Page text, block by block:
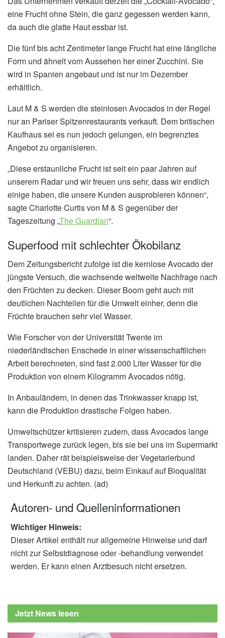
eine Frucht ohne Stein, die ganz gegessen werden kann,
da auch die glatte Haut essbar ist.
Die fünf bis acht Zentimeter lange Frucht hat eine längliche
Form und ähnelt vom Aussehen her einer Zucchini. Sie
wird in Spanien angebaut und ist nur im Dezember
erhältlich.
Laut M & S werden die steinlosen Avocados in der Regel
nur an Pariser Spitzenrestaurants verkauft. Dem britischen
Kaufhaus sei es nun jedoch gelungen, ein begrenztes
Angebot zu organisieren.
„Diese erstaunliche Frucht ist seit ein paar Jahren auf
unserem Radar und wir freuen uns sehr, dass wir endlich
einige haben, die unsere Kunden ausprobieren können“,
sagte Charlotte Curtis von M & S gegenüber der
Tageszeitung „The Guardian“.
Superfood mit schlechter Ökobilanz
Dem Zeitungsbericht zufolge ist die kernlose Avocado der
jüngste Versuch, die wachsende weltweite Nachfrage nach
den Früchten zu decken. Dieser Boom geht auch mit
deutlichen Nachteilen für die Umwelt einher, denn die
Früchte brauchen sehr viel Wasser.
Wie Forscher von der Universität Twente im
niederländischen Enschede in einer wissenschaftlichen
Arbeit berechneten, sind fast 2.000 Liter Wasser für die
Produktion von einem Kilogramm Avocados nötig.
In Anbauländern, in denen das Trinkwasser knapp ist,
kann die Produktion drastische Folgen haben.
Umweltschützer kritisieren zudem, dass Avocados lange
Transportwege zurück legen, bis sie bei uns im Supermarkt
landen. Daher rät beispielsweise der Vegetarierbund
Deutschland (VEBU) dazu, beim Einkauf auf Bioqualität
und Herkunft zu achten. (ad)
Autoren- und Quelleninformationen
Wichtiger Hinweis:
Dieser Artikel enthält nur allgemeine Hinweise und darf
nicht zur Selbstdiagnose oder -behandlung verwendet
werden. Er kann einen Arztbesuch nicht ersetzen.
Jetzt News lesen